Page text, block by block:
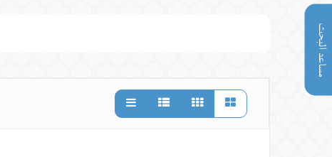
مساعد البحث